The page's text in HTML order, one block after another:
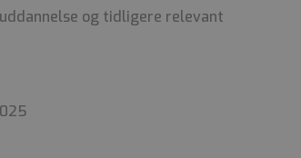
og tidligere relevant